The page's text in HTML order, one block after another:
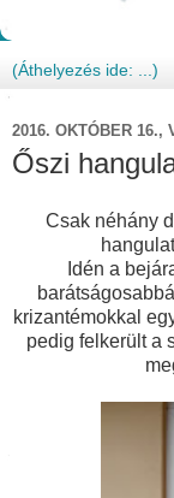
2016. OKTÓBER 16.,
Őszi
Csak néhány
Idén a
krizantémokkal
pedig felkerült a